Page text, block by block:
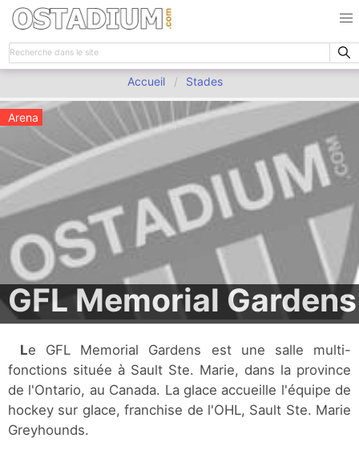
Accueil Stades
Arena
GFL Memorial Gardens
Le GFL Memorial Gardens est une salle multi-
fonctions située à Sault Ste. Marie, dans la province
de l'Ontario, au Canada. La glace accueille l'équipe de
hockey sur glace, franchise de l'OHL, Sault Ste. Marie
Greyhounds.